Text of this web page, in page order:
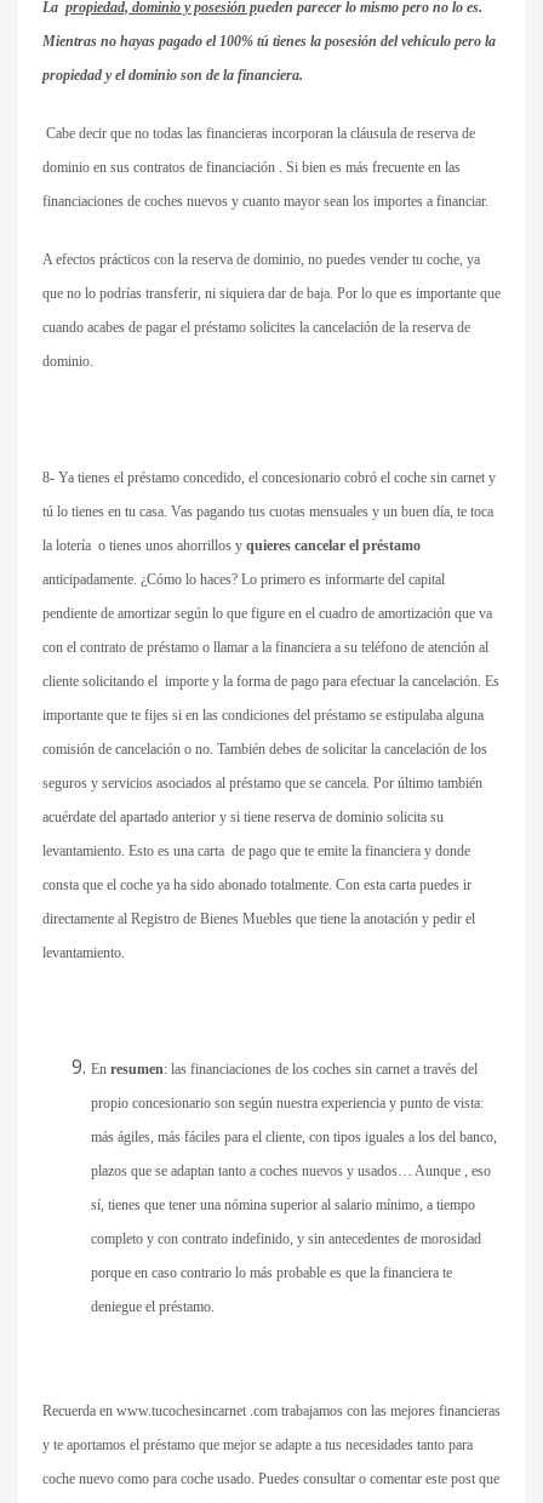
La propiedad, dominio y posesión pueden parecer lo mismo pero no lo es.
Mientras no hayas pagado el 100% tú tienes la posesión del vehículo pero la
propiedad y el dominio son de la financiera.
Cabe decir que no todas las financieras incorporan la cláusula de reserva de
dominio en sus contratos de financiación . Si bien es más frecuente en las
financiaciones de coches nuevos y cuanto mayor sean los importes a financiar.
A efectos prácticos con la reserva de dominio, no puedes vender tu coche, ya
que no lo podrías transferir, ni siquiera dar de baja. Por lo que es importante que
cuando acabes de pagar el préstamo solicites la cancelación de la reserva de
dominio.
8- Ya tienes el préstamo concedido, el concesionario cobró el coche sin carnet y
tú lo tienes en tu casa. Vas pagando tus cuotas mensuales y un buen día, te toca
la lotería o tienes unos ahorrillos y quieres cancelar el préstamo
anticipadamente. ¿Cómo lo haces? Lo primero es informarte del capital
pendiente de amortizar según lo que figure en el cuadro de amortización que va
con el contrato de préstamo o llamar a la financiera a su teléfono de atención al
cliente solicitando el importe y la forma de pago para efectuar la cancelación. Es
importante que te fijes si en las condiciones del préstamo se estipulaba alguna
comisión de cancelación o no. También debes de solicitar la cancelación de los
seguros y servicios asociados al préstamo que se cancela. Por último también
acuérdate del apartado anterior y si tiene reserva de dominio solicita su
levantamiento. Esto es una carta de pago que te emite la financiera y donde
consta que el coche ya ha sido abonado totalmente. Con esta carta puedes ir
directamente al Registro de Bienes Muebles que tiene la anotación y pedir el
levantamiento.
En resumen: las financiaciones de los coches sin carnet a través del
propio concesionario son según nuestra experiencia y punto de vista:
más ágiles, más fáciles para el cliente, con tipos iguales a los del banco,
plazos que se adaptan tanto a coches nuevos y usados… Aunque , eso
sí, tienes que tener una nómina superior al salario mínimo, a tiempo
completo y con contrato indefinido, y sin antecedentes de morosidad
porque en caso contrario lo más probable es que la financiera te
deniegue el préstamo.
Recuerda en www.tucochesincarnet .com trabajamos con las mejores financieras
y te aportamos el préstamo que mejor se adapte a tus necesidades tanto para
coche nuevo como para coche usado. Puedes consultar o comentar este post que